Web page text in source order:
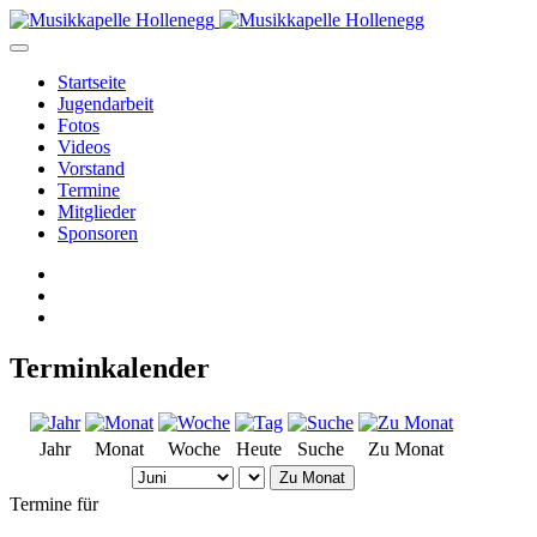
Startseite
Jugendarbeit
Fotos
Videos
Vorstand
Termine
Mitglieder
Sponsoren
Terminkalender
Jahr Monat Woche Heute Suche Zu Monat
Zu Monat
Termine für